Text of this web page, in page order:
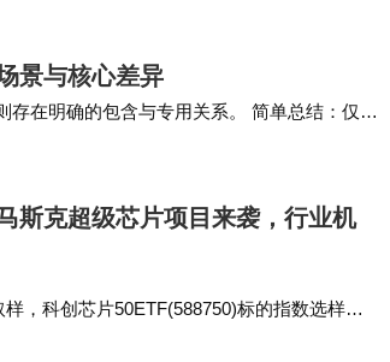
星座的具体投资规模。参考行业数
其使用的Ka频段频谱不会干扰其他
据中心卫星，并利用电磁质量投射器
来，通威眉山…
景与核心差异
在明确的包含与专用关系。 简单总结：仅需
能监控供电系统（…
斯克超级芯片项目来袭，行业机
，科创芯片50ETF(588750)标的指数选样空